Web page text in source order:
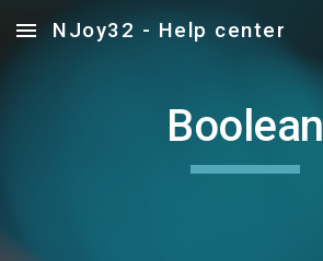
Skip to main content
NJoy32 - Help center
Boolean